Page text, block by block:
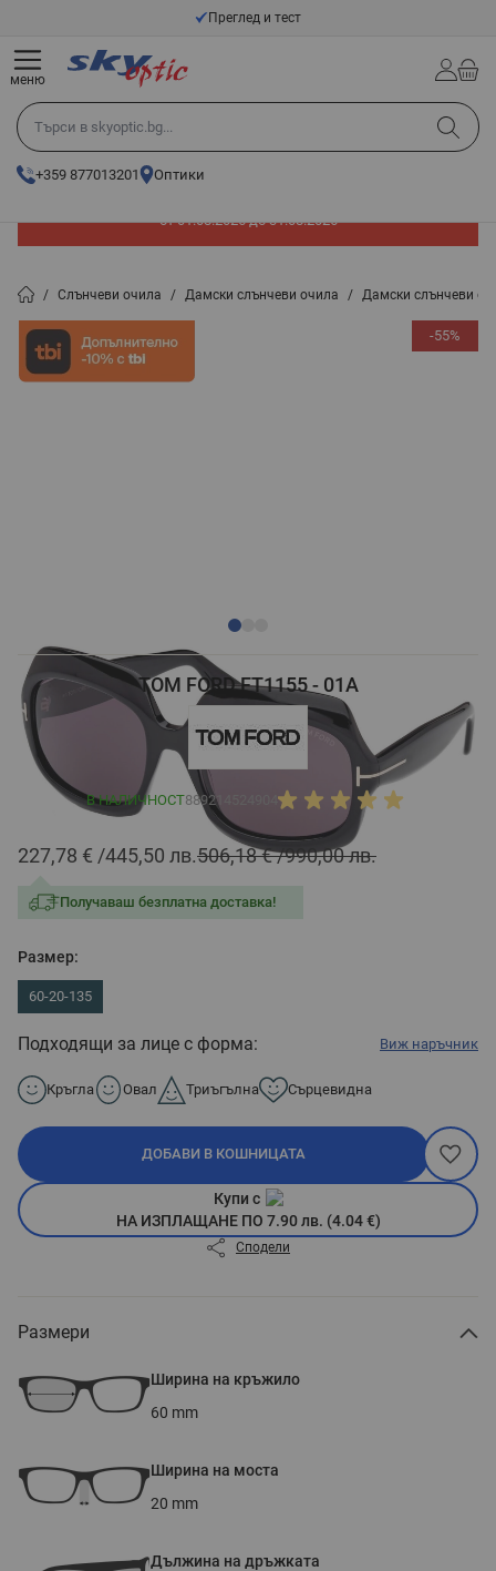
Прескачане към съдържаниетоПреглед и тест
Търси в skyoptic.bg...
+359 877013201 Оптики
меню
от 01.08.2026 до 31.08.2026
/ Слънчеви очила / Дамски слънчеви очила / Дамски слънчеви
-55%
TOM FORD FT1155 - 01A
В НАЛИЧНОСТ889214524904
506,18 € 990,00 лв.
227,78 € 445,50 лв.
Получаваш безплатна доставка!
Размер:
60-20-135
Подходящи за лице с форма: Виж наръчник
Кръгла Овал Триъгълна Сърцевидна
ДОБАВИ В КОШНИЦАТА
Купи с
НА ИЗПЛАЩАНЕ ПО 7.90 лв. (4.04 €)
Сподели
Размери
Ширина на кръжило
60 mm
Ширина на моста
20 mm
Дължина на дръжката